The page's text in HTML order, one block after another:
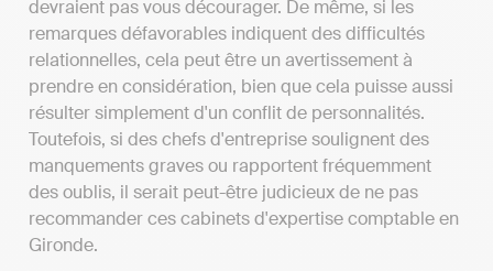
devraient pas vous décourager. De même, si les
remarques défavorables indiquent des difficultés
relationnelles, cela peut être un avertissement à
prendre en considération, bien que cela puisse aussi
résulter simplement d'un conflit de personnalités.
Toutefois, si des chefs d'entreprise soulignent des
manquements graves ou rapportent fréquemment
des oublis, il serait peut-être judicieux de ne pas
recommander ces cabinets d'expertise comptable en
Gironde.